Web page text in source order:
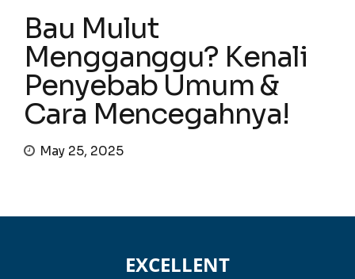
Bau Mulut
Mengganggu? Kenali
Penyebab Umum &
Cara Mencegahnya!
May 25, 2025
EXCELLENT